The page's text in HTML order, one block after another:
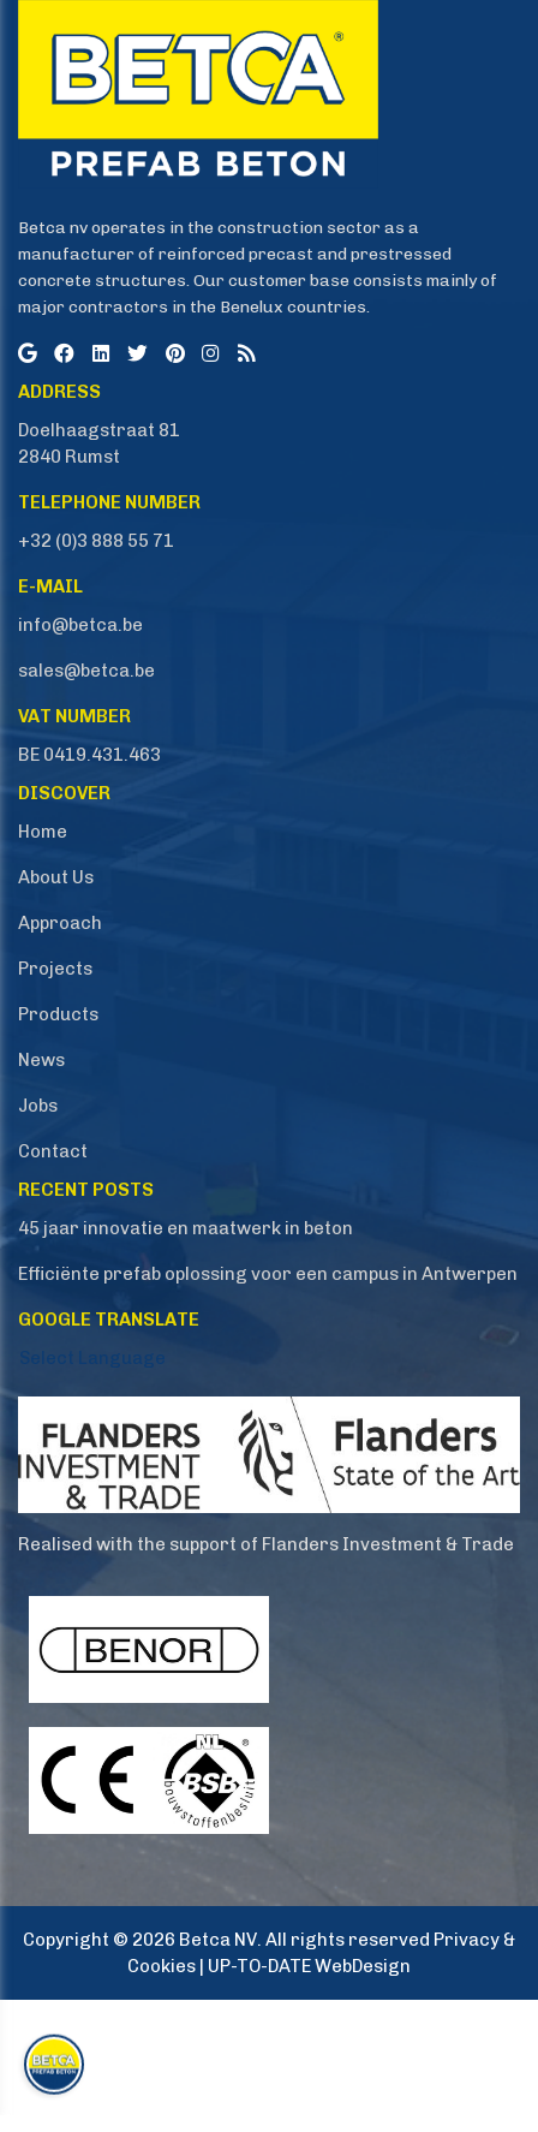
Betca nv operates in the construction sector as a
manufacturer of reinforced precast and prestressed
concrete structures. Our customer base consists mainly of
major contractors in the Benelux countries.
ADDRESS
Doelhaagstraat 81
​​​​​​​2840 Rumst
TELEPHONE NUMBER
+32 (0)3 888 55 71
E-MAIL
info@betca.be
sales@betca.be
VAT NUMBER
BE 0419.431.463
DISCOVER
Home
About Us
Approach
Projects
Products
News
Jobs
Contact
RECENT POSTS
45 jaar innovatie en maatwerk in beton
Efficiënte prefab oplossing voor een campus in Antwerpen
GOOGLE TRANSLATE
Select Language
Realised with the support of Flanders Investment & Trade
Copyright © 2026 Betca NV. All rights reserved Privacy &
Cookies | UP-TO-DATE WebDesign